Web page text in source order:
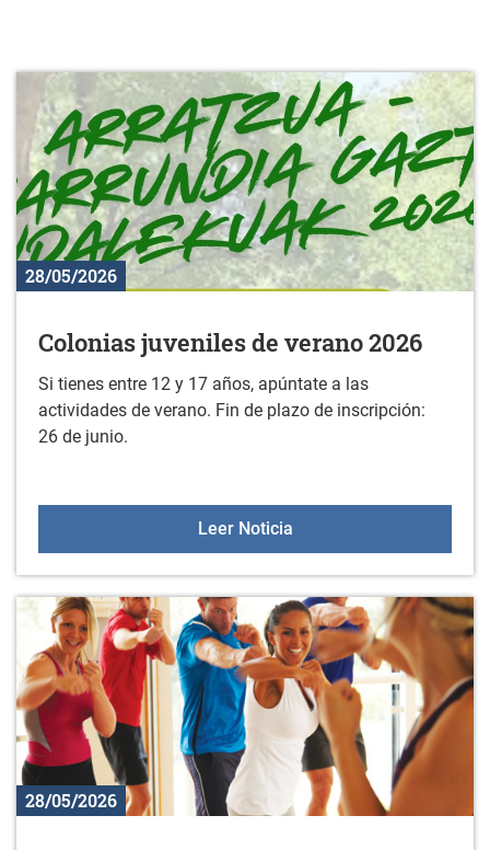
28/05/2026
Colonias juveniles de verano 2026
Si tienes entre 12 y 17 años, apúntate a las
actividades de verano. Fin de plazo de inscripción:
26 de junio.
Leer NoticiaColonias juveniles de
28/05/2026